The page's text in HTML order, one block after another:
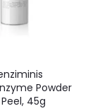
Powder
45g